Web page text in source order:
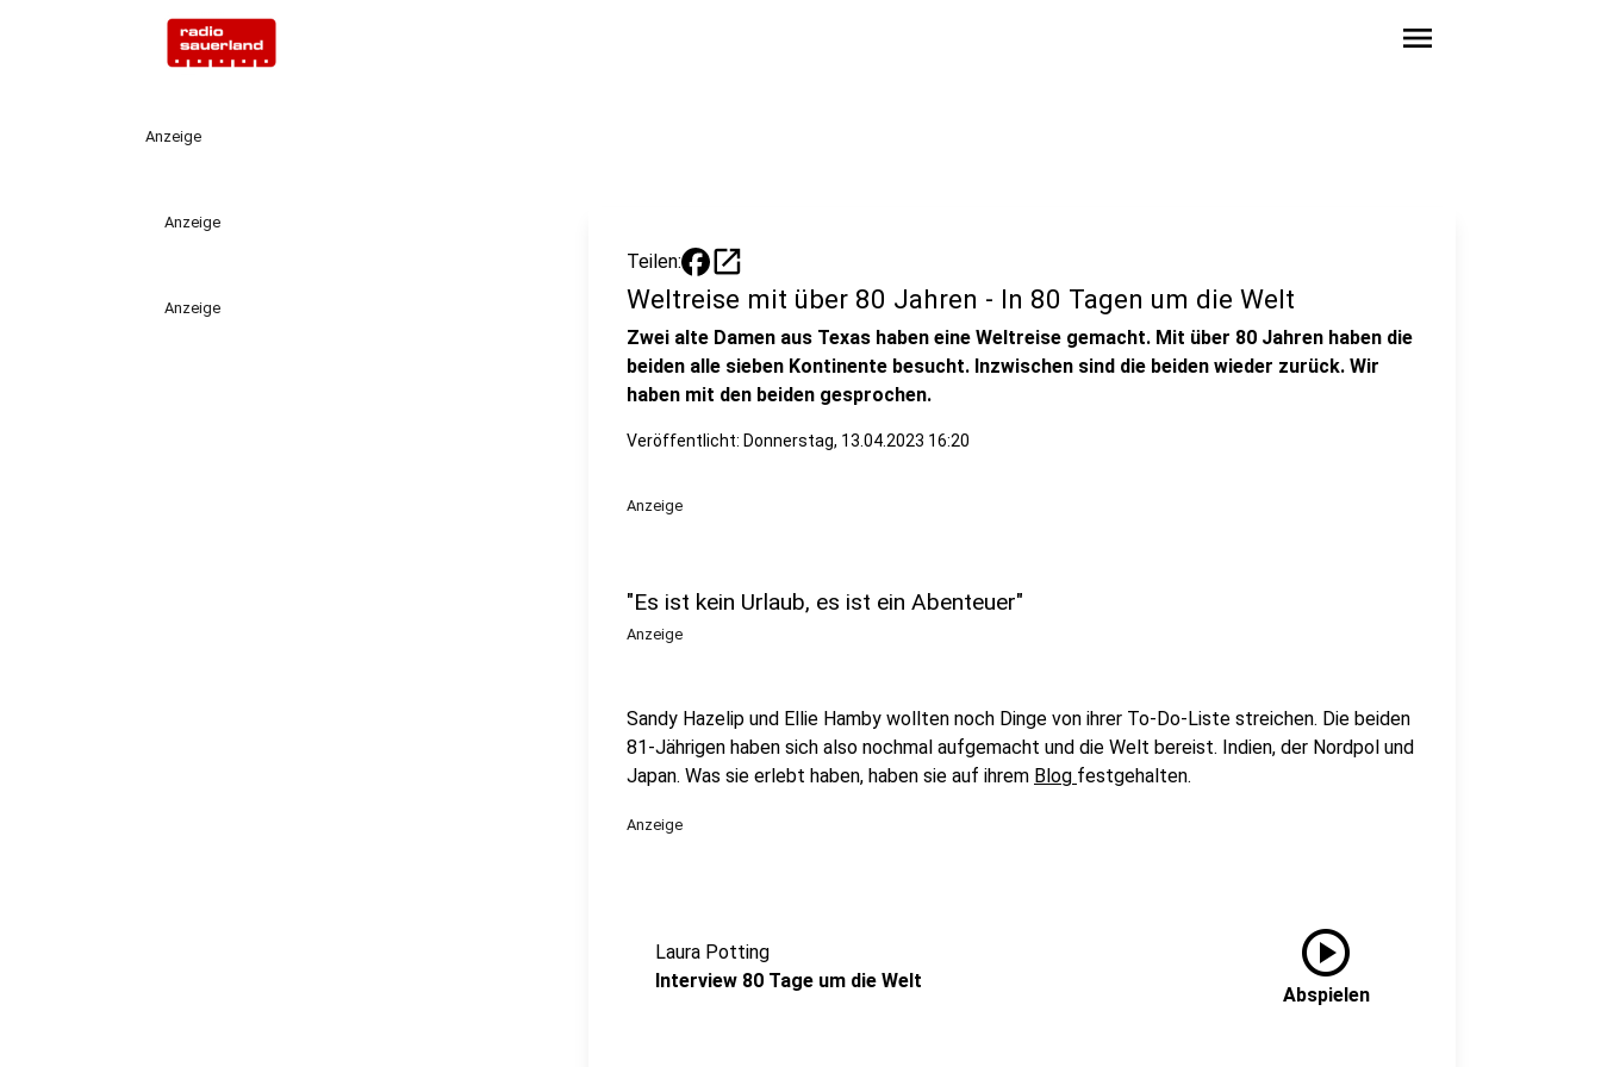
menu
Anzeige
Anzeige
Anzeige
Teilen: open_in_new
Weltreise mit über 80 Jahren - In 80 Tagen um die Welt
Zwei alte Damen aus Texas haben eine Weltreise gemacht. Mit über 80 Jahren haben die
beiden alle sieben Kontinente besucht. Inzwischen sind die beiden wieder zurück. Wir
haben mit den beiden gesprochen.
Veröffentlicht: Donnerstag, 13.04.2023 16:20
Anzeige
"Es ist kein Urlaub, es ist ein Abenteuer"
Anzeige
Sandy Hazelip und Ellie Hamby wollten noch Dinge von ihrer To-Do-Liste streichen. Die beiden
81-Jährigen haben sich also nochmal aufgemacht und die Welt bereist. Indien, der Nordpol und
Japan. Was sie erlebt haben, haben sie auf ihrem Blog festgehalten.
Anzeige
Laura Potting
Interview 80 Tage um die Welt
play_circle
Abspielen